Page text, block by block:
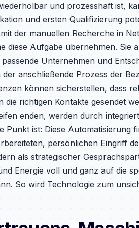
und prozesshaft ist,
und ersten Qualifizierung
der manuellen Recherche in
diese Aufgabe übernehmen. Sie
Unternehmen und
anschließende Prozess der
können sicherstellen, dass
richtigen Kontakte gesendet
enden, werden durch
Punkt ist: Diese Automatisierung
persönlichen Eingriff
als strategischer
Energie voll und ganz auf die
So wird Technologie zum